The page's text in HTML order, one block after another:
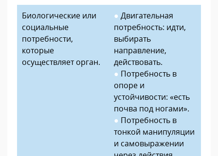
Биологические или
социальные
потребности,
которые
осуществляет орган.
● Двигательная
потребность: идти,
выбирать
направление,
действовать.
● Потребность в
опоре и
устойчивости: «есть
почва под ногами».
● Потребность в
тонкой манипуляции
и самовыражении